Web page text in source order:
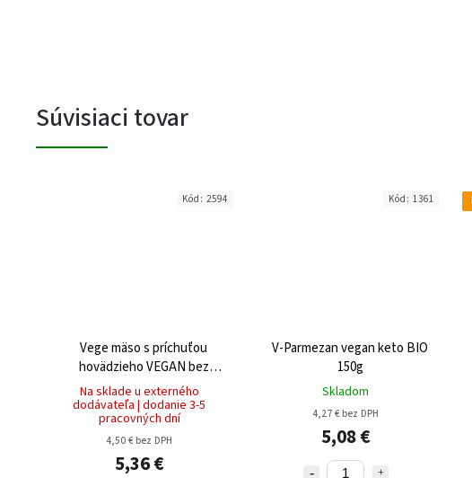
Súvisiaci tovar
Vege mäso s príchuťou
hovädzieho VEGAN bez
gluténu (2x50g) 100g
Na sklade u externého
dodávateľa | dodanie 3-5
pracovných dní
4,50 € bez DPH
5,36 €
Kód: 2594
V-Parmezan vegan keto BIO
150g
Skladom
4,27 € bez DPH
5,08 €
Kód: 1361